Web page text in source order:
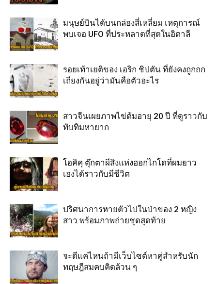
มนุษย์บินได้บนกล่องสี่เหลี่ยม เหตุการณ์
พบเจอ UFO ที่ประหลาดที่สุดในอิตาลี
รอยเท้าเยติของ เอริก ชิปตัน ที่ยังคงถูกถก
เถียงกันอยู่ว่ามันคือตัวอะไร
สาวจีนเผยภาพไข่ต้มอายุ 20 ปี ที่ดูราวกับ
ทับทิมหายาก
โอคิคุ ตุ๊กตาผีสิงแห่งฮอกไกโดที่ผมยาว
เองได้ราวกับมีชีวิต
ปริศนาการหายตัวไปในป่าของ 2 หญิง
สาว พร้อมภาพถ่ายชุดสุดท้าย
จะดีแค่ไหนถ้ามีเว็บไซต์หาคู่สำหรับนัก
ทฤษฎีสมคบคิดล้วน ๆ